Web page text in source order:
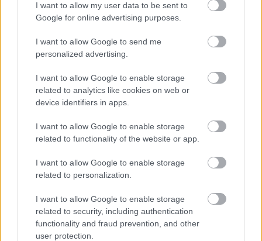
I want to allow my user data to be sent to
Google for online advertising purposes.
I want to allow Google to send me
personalized advertising.
I want to allow Google to enable storage
related to analytics like cookies on web or
device identifiers in apps.
I want to allow Google to enable storage
related to functionality of the website or app.
I want to allow Google to enable storage
related to personalization.
I want to allow Google to enable storage
related to security, including authentication
functionality and fraud prevention, and other
user protection.
Με πληροφορίες από ΑΠΕ-ΜΠΕ
Ακολουθήστε τοinsider.gr στο Google News
και μάθετε
πρώτοι όλες τιςειδήσειςαπό την Ελλάδα και τον κόσμο.